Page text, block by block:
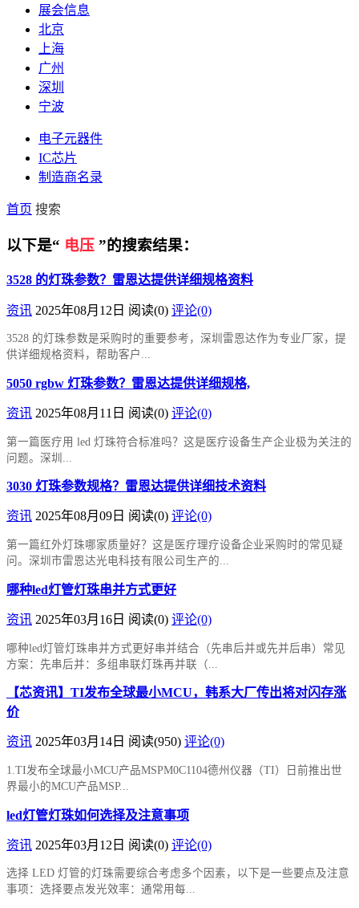
展会信息
北京
上海
广州
深圳
宁波
电子元器件
IC芯片
制造商名录
首页 搜索
以下是“ 电压 ”的搜索结果：
3528 的灯珠参数？雷恩达提供详细规格资料
资讯 2025年08月12日 阅读(0) 评论(0)
3528 的灯珠参数是采购时的重要参考，深圳雷恩达作为专业厂家，提
供详细规格资料，帮助客户...
5050 rgbw 灯珠参数？雷恩达提供详细规格,
资讯 2025年08月11日 阅读(0) 评论(0)
第一篇​医疗用 led 灯珠符合标准吗？这是医疗设备生产企业极为关注的
问题。深圳...
3030 灯珠参数规格？雷恩达提供详细技术资料
资讯 2025年08月09日 阅读(0) 评论(0)
第一篇​红外灯珠哪家质量好？这是医疗理疗设备企业采购时的常见疑
问。深圳市雷恩达光电科技有限公司生产的...
哪种led灯管灯珠串并方式更好
资讯 2025年03月16日 阅读(0) 评论(0)
哪种led灯管灯珠串并方式更好串并结合（先串后并或先并后串）常见
方案：先串后并：多组串联灯珠再并联（...
【芯资讯】TI发布全球最小MCU，韩系大厂传出将对闪存涨
价
资讯 2025年03月14日 阅读(950) 评论(0)
1.TI发布全球最小MCU产品MSPM0C1104德州仪器（TI）日前推出世
界最小的MCU产品MSP...
led灯管灯珠如何选择及注意事项
资讯 2025年03月12日 阅读(0) 评论(0)
选择 LED 灯管的灯珠需要综合考虑多个因素，以下是一些要点及注意
事项：选择要点发光效率：通常用每...